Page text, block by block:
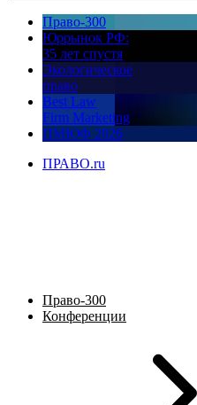
Право-300
Юррынок РФ:
35 лет спустя
Экологическое
право
Best Law
Firm Marketing
ПМЮФ 2026
ПРАВО.ru
Право-300
Конференции